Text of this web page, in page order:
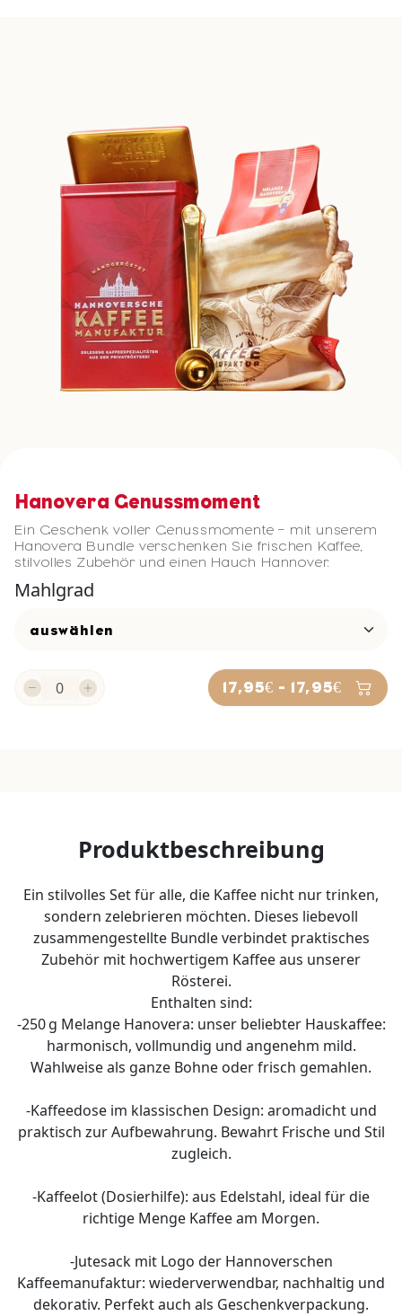
Hanovera Genussmoment
Ein Geschenk voller Genussmomente – mit unserem
Hanovera Bundle verschenken Sie frischen Kaffee,
stilvolles Zubehör und einen Hauch Hannover.
Mahlgrad
17,95€ - 17,95€
Produktbeschreibung
Ein stilvolles Set für alle, die Kaffee nicht nur trinken,
sondern zelebrieren möchten. Dieses liebevoll
zusammengestellte Bundle verbindet praktisches
Zubehör mit hochwertigem Kaffee aus unserer
Rösterei.
Enthalten sind:
-250 g Melange Hanovera: unser beliebter Hauskaffee:
harmonisch, vollmundig und angenehm mild.
Wahlweise als ganze Bohne oder frisch gemahlen.
-Kaffeedose im klassischen Design: aromadicht und
praktisch zur Aufbewahrung. Bewahrt Frische und Stil
zugleich.
-Kaffeelot (Dosierhilfe): aus Edelstahl, ideal für die
richtige Menge Kaffee am Morgen.
-Jutesack mit Logo der Hannoverschen
Kaffeemanufaktur: wiederverwendbar, nachhaltig und
dekorativ. Perfekt auch als Geschenkverpackung.